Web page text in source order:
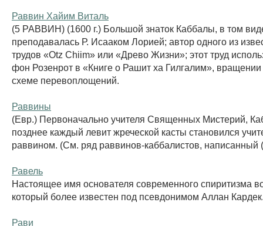
Раввин Хайим Виталь
(5 РАВВИН) (1600 г.) Большой знаток Каббалы, в том
преподавалась Р. Исааком Лорией; автор одного из
трудов «Otz Chiim» или «Древо Жизни»; этот труд
фон Розенрот в «Книге о Рашит ха Гилгалим»,
схеме перевоплощений.
Раввины
(Евр.) Первоначально учителя Священных Мистерий,
позднее каждый левит жреческой касты становился
раввином. (См. ряд раввинов-каббалистов, написанный
Равель
Настоящее имя основателя современного спиритизма
который более известен под псевдонимом Аллан
Рави